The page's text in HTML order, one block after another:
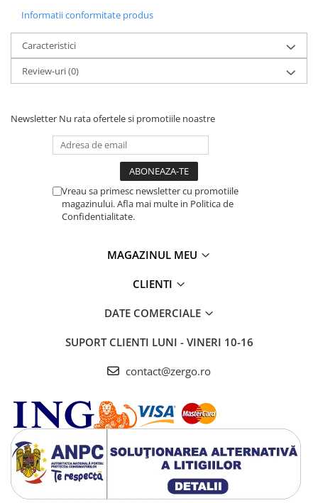
Informatii conformitate produs
Caracteristici
Review-uri(0)
Newsletter Nu rata ofertele si promotiile noastre
Vreau sa primesc newsletter cu promotiile
magazinului. Afla mai multe in Politica de
Confidentialitate.
MAGAZINUL MEU
CLIENTI
DATE COMERCIALE
SUPORT CLIENTI LUNI - VINERI 10-16
contact@zergo.ro